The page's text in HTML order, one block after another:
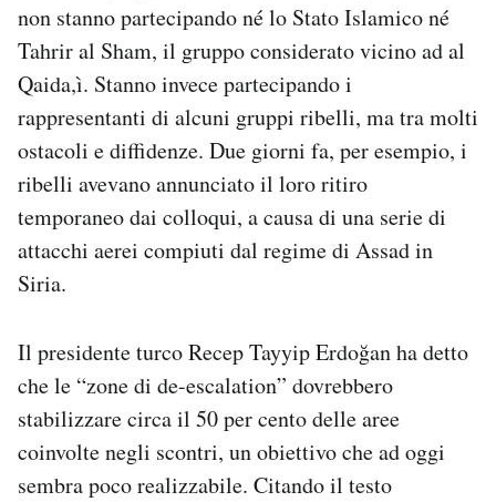
non stanno partecipando né lo Stato Islamico né
Tahrir al Sham, il gruppo considerato vicino ad al
Qaida,ì. Stanno invece partecipando i
rappresentanti di alcuni gruppi ribelli, ma tra molti
ostacoli e diffidenze. Due giorni fa, per esempio, i
ribelli avevano annunciato il loro ritiro
temporaneo dai colloqui, a causa di una serie di
attacchi aerei compiuti dal regime di Assad in
Siria.
Il presidente turco Recep Tayyip Erdoğan ha detto
che le “zone di de-escalation” dovrebbero
stabilizzare circa il 50 per cento delle aree
coinvolte negli scontri, un obiettivo che ad oggi
sembra poco realizzabile. Citando il testo